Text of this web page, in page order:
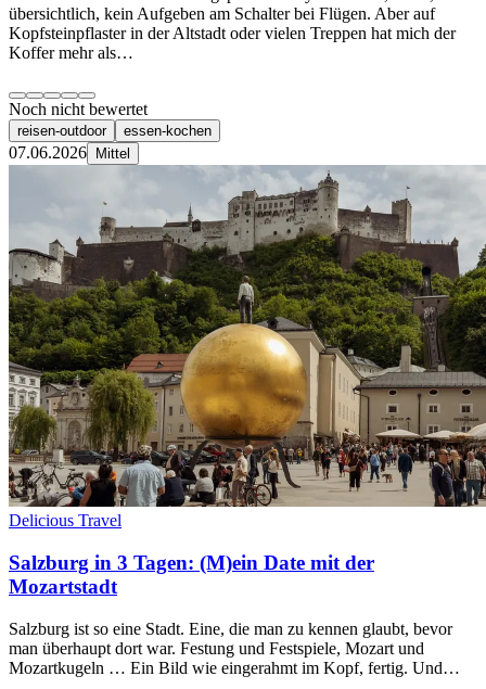
übersichtlich, kein Aufgeben am Schalter bei Flügen. Aber auf
Kopfsteinpflaster in der Altstadt oder vielen Treppen hat mich der
Koffer mehr als…
Noch nicht bewertet
reisen-outdoor essen-kochen
07.06.2026 Mittel
Delicious Travel
Salzburg in 3 Tagen: (M)ein Date mit der
Mozartstadt
Salzburg ist so eine Stadt. Eine, die man zu kennen glaubt, bevor
man überhaupt dort war. Festung und Festspiele, Mozart und
Mozartkugeln … Ein Bild wie eingerahmt im Kopf, fertig. Und…